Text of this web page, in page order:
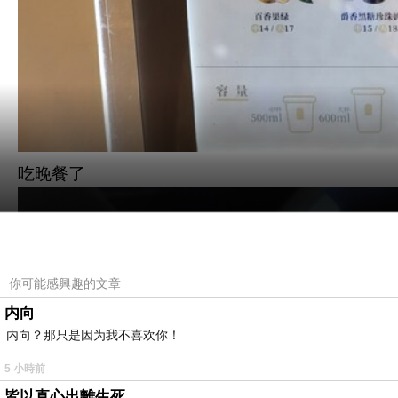
吃晚餐了
你可能感興趣的文章
内向
内向？那只是因为我不喜欢你！
5 小時前